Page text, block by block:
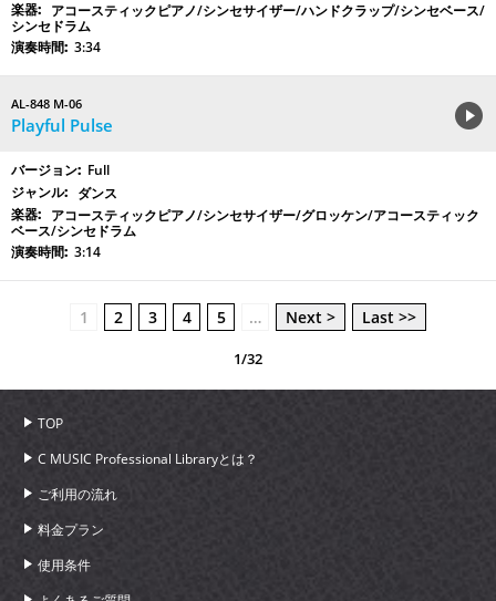
アコースティックピアノ/シンセサイザー/ハンドクラップ/シンセベース/
シンセドラム
3:34
AL-848 M-06
Playful Pulse
Full
ダンス
アコースティックピアノ/シンセサイザー/グロッケン/アコースティック
ベース/シンセドラム
3:14
1 2 3 4 5 … Next > Last >>
1/32
TOP
C MUSIC Professional Libraryとは？
ご利用の流れ
料金プラン
使用条件